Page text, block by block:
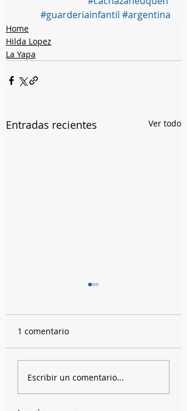
#guarderiainfantil #argentina
Home
Hilda Lopez
La Yapa
Entradas recientes Ver todo
España, Argentina,
1 comentario
Escribir un comentario...